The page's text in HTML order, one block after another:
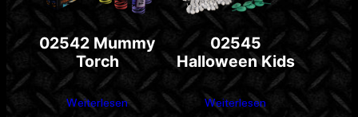
02542 Mummy
Torch
Weiterlesen
02545
Halloween Kids
Weiterlesen